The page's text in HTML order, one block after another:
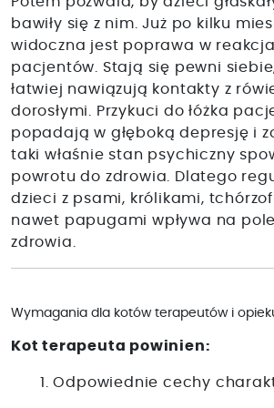
bawiły się z nim. Już po kilku
widoczna jest poprawa w
pacjentów. Stają się pewni
łatwiej nawiązują kontakty z
dorosłymi. Przykuci do łóżka
popadają w głęboką depresję i
taki właśnie stan psychiczny
powrotu do zdrowia. Dlatego
dzieci z psami, królikami,
nawet papugami wpływa na
zdrowia.
Wymagania dla kotów terapeutów i
Kot terapeuta powinien:
1. Odpowiednie cechy